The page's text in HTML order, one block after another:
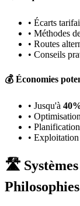
• Écarts
• Méthodes
• Routes
• Conseils
💰 Économies
• Jusqu'à
•
•
•
🛣️ Systèmes